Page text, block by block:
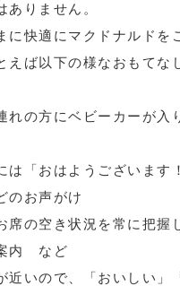
ありません。
に快適にマクドナルドを
えば以下の様なおもてな
れの方にベビーカーが入
は「おはようございます
のお声がけ
席の空き状況を常に把握
内 など
近いので、「おいしい」